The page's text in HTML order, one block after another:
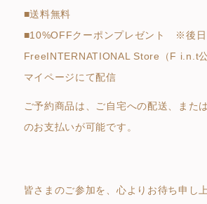
■送料無料
■10%OFFクーポンプレゼント ※後日
FreeINTERNATIONAL Store（F i.n.t公
マイページにて配信
ご予約商品は、ご自宅への配送、また
のお支払いが可能です。
皆さまのご参加を、心よりお待ち申し